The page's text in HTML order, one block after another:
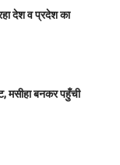
देश व प्रदेश का
मसीहा बनकर पहुँची